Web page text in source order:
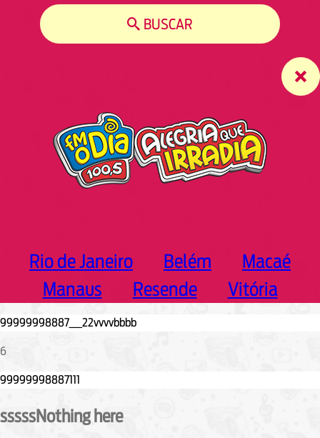
BUSCAR
Rio de Janeiro Belém
Macaé
Manaus
Resende Vitória
6
sssssNothing here